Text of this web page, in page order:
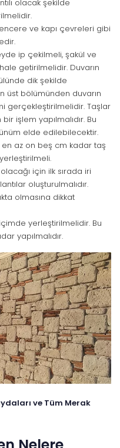
olacak şekilde
ve kapı çevreleri gibi
ip çekilmeli, şakül ve
getirilmelidir. Duvarın
dik şekilde
üst bölümünden duvarın
gerçekleştirilmelidir. Taşlar
işlem yapılmalıdır. Bu
elde edilebilecektir.
en az on beş cm kadar taş
için ilk sırada iri
oluşturulmalıdır.
olmasına dikkat
yerleştirilmelidir. Bu
yapılmalıdır.
ve Tüm Merak